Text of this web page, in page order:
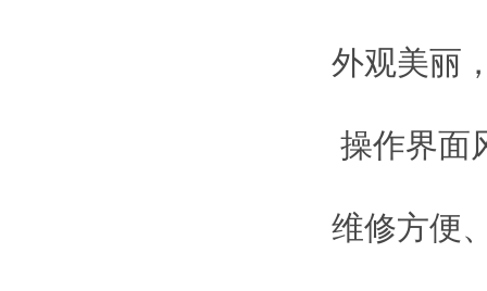
外观美丽
操作界面
维修方便